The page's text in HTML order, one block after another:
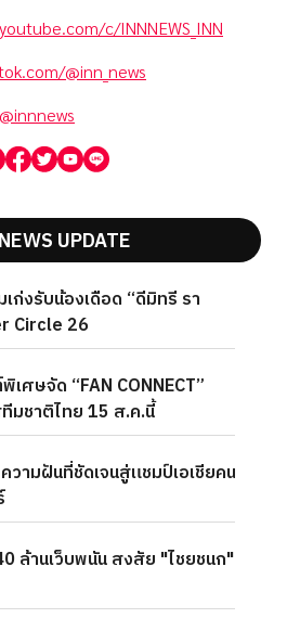
c/INNNEWS_INN
@inn_news
@innnews
UPDATE
ก่งรับน้องเดือด “ดีมิทรี รา
Circle 26
เศษจัด “FAN CONNECT”
มชาติไทย 15 ส.ค.นี้
ามฝันที่ชัดเจนสู่แชมป์เอเชียคน
ล้านเว็บพนัน สงสัย "ไชยชนก"